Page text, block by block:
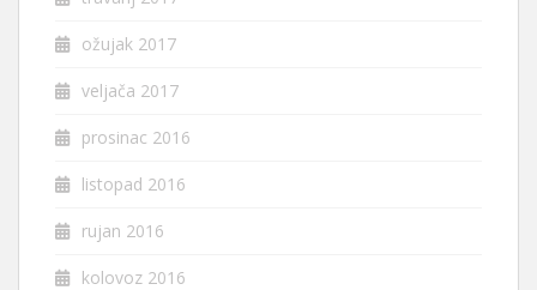
ožujak 2017
veljača 2017
prosinac 2016
listopad 2016
rujan 2016
kolovoz 2016